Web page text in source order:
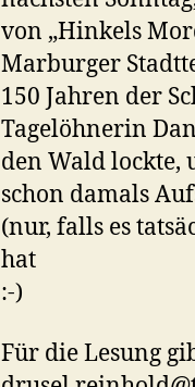
von „Hinkels
Marburger
150 Jahren der
Tagelöhnerin
den Wald lockte,
schon damals
(nur, falls es
hat
:-)
Für die Lesung